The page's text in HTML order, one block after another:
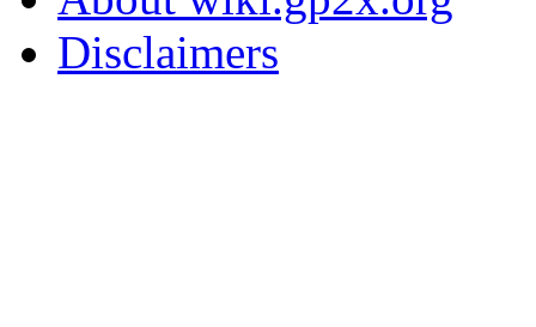
Disclaimers